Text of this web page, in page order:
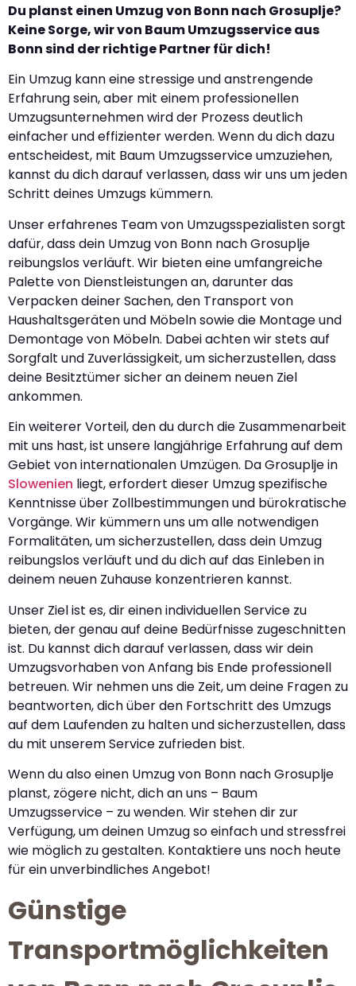
Du planst einen Umzug von Bonn nach Grosuplje?
Keine Sorge, wir von Baum Umzugsservice aus
Bonn sind der richtige Partner für dich!
Ein Umzug kann eine stressige und anstrengende
Erfahrung sein, aber mit einem professionellen
Umzugsunternehmen wird der Prozess deutlich
einfacher und effizienter werden. Wenn du dich dazu
entscheidest, mit Baum Umzugsservice umzuziehen,
kannst du dich darauf verlassen, dass wir uns um jeden
Schritt deines Umzugs kümmern.
Unser erfahrenes Team von Umzugsspezialisten sorgt
dafür, dass dein Umzug von Bonn nach Grosuplje
reibungslos verläuft. Wir bieten eine umfangreiche
Palette von Dienstleistungen an, darunter das
Verpacken deiner Sachen, den Transport von
Haushaltsgeräten und Möbeln sowie die Montage und
Demontage von Möbeln. Dabei achten wir stets auf
Sorgfalt und Zuverlässigkeit, um sicherzustellen, dass
deine Besitztümer sicher an deinem neuen Ziel
ankommen.
Ein weiterer Vorteil, den du durch die Zusammenarbeit
mit uns hast, ist unsere langjährige Erfahrung auf dem
Gebiet von internationalen Umzügen. Da Grosuplje in
Slowenien liegt, erfordert dieser Umzug spezifische
Kenntnisse über Zollbestimmungen und bürokratische
Vorgänge. Wir kümmern uns um alle notwendigen
Formalitäten, um sicherzustellen, dass dein Umzug
reibungslos verläuft und du dich auf das Einleben in
deinem neuen Zuhause konzentrieren kannst.
Unser Ziel ist es, dir einen individuellen Service zu
bieten, der genau auf deine Bedürfnisse zugeschnitten
ist. Du kannst dich darauf verlassen, dass wir dein
Umzugsvorhaben von Anfang bis Ende professionell
betreuen. Wir nehmen uns die Zeit, um deine Fragen zu
beantworten, dich über den Fortschritt des Umzugs
auf dem Laufenden zu halten und sicherzustellen, dass
du mit unserem Service zufrieden bist.
Wenn du also einen Umzug von Bonn nach Grosuplje
planst, zögere nicht, dich an uns – Baum
Umzugsservice – zu wenden. Wir stehen dir zur
Verfügung, um deinen Umzug so einfach und stressfrei
wie möglich zu gestalten. Kontaktiere uns noch heute
für ein unverbindliches Angebot!
Günstige
Transportmöglichkeiten